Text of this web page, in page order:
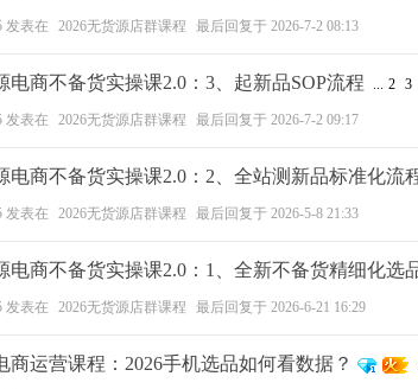
发表在 2026无货源店群课程 最后回复于 2026-7-2 08:13
电商不备货实操课2.0：3、起新品SOP流程 ... 2 3
发表在 2026无货源店群课程 最后回复于 2026-7-2 09:17
电商不备货实操课2.0：2、全站测新品标准化流
发表在 2026无货源店群课程 最后回复于 2026-5-8 21:33
电商不备货实操课2.0：1、全新不备货精细化选
发表在 2026无货源店群课程 最后回复于 2026-6-21 16:29
商运营课程：2026手机选品如何看数据？